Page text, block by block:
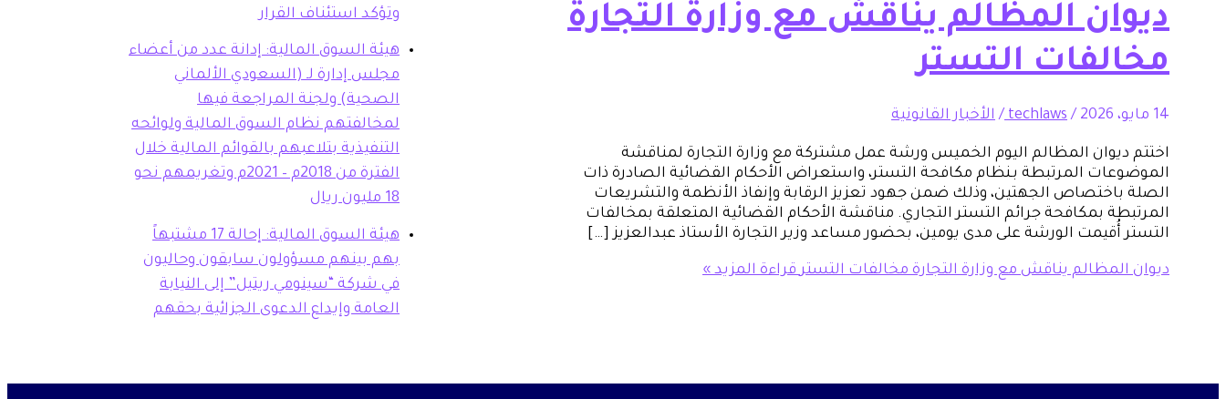
ديوان المظالم يناقش مع وزارة التجارة
مخالفات التستر
14 مايو، 2026 /
techlaws
/الأخبار القانونية
اختتم ديوان المظالم اليوم الخميس ورشة عمل مشتركة مع وزارة التجارة لمناقشة
الموضوعات المرتبطة بـنظام مكافحة التستر، واستعراض الأحكام القضائية الصادرة ذات
الصلة باختصاص الجهتين، وذلك ضمن جهود تعزيز الرقابة وإنفاذ الأنظمة والتشريعات
المرتبطة بمكافحة جرائم التستر التجاري. مناقشة الأحكام القضائية المتعلقة بمخالفات
التستر أُقيمت الورشة على مدى يومين، بحضور مساعد وزير التجارة الأستاذ عبدالعزيز […]
ديوان المظالم يناقش مع وزارة التجارة مخالفات التسترقراءة المزيد »
وتؤكد استئناف القرار
هيئة السوق المالية: إدانة عدد من أعضاء
مجلس إدارة لـ (السعودي الألماني
الصحية) ولجنة المراجعة فيها
لمخالفتهم نظام السوق المالية ولوائحه
التنفيذية بتلاعبهم بالقوائم المالية خلال
الفترة من 2018م – 2021م وتغريمهم نحو
18 مليون ريال
هيئة السوق المالية: إحالة 17 مشتبهاً
بهم بينهم مسؤولون سابقون وحاليون
في شركة “سينومي ريتيل” إلى النيابة
العامة وإيداع الدعوى الجزائية بحقهم